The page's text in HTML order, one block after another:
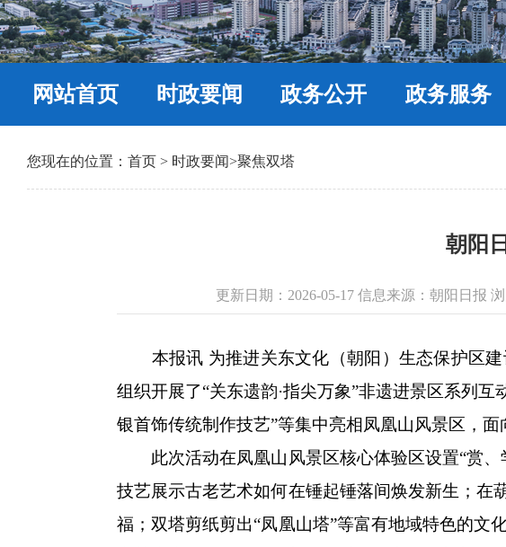
网站首页 时政要闻 政务公开 政务服务
您现在的位置： 首页 > 时政要闻>聚焦双塔
朝阳
更新日期：2026-05-17 信息来源：朝阳日报 浏
本报讯 为推进关东文化（朝阳）生态保护区建
组织开展了“关东遗韵·指尖万象”非遗进景区系列互
银首饰传统制作技艺”等集中亮相凤凰山风景区，面
此次活动在凤凰山风景区核心体验区设置“赏、
技艺展示古老艺术如何在锤起锤落间焕发新生；在
福；双塔剪纸剪出“凤凰山塔”等富有地域特色的